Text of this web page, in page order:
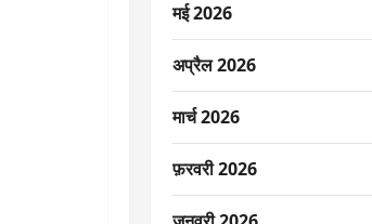
मई 2026
अप्रैल 2026
मार्च 2026
फ़रवरी 2026